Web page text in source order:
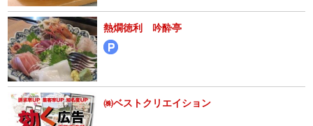
熱燗徳利 吟酔亭
㈱ベストクリエイション